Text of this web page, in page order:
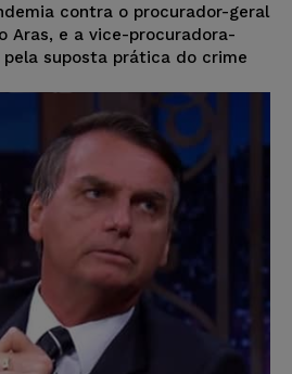
contra o procurador-geral
Aras, e a vice-procuradora-
pela suposta prática do crime